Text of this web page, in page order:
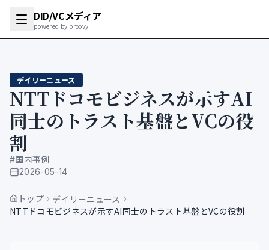
DID/VCメディア
powered by proovy
デイリーニュース
NTTドコモビジネスが示すAI
同士のトラスト基盤とVCの役
割
#国内事例
公開日
2026-05-14
トップ
デイリーニュース
NTTドコモビジネスが示すAI同士のトラスト基盤とVCの役割